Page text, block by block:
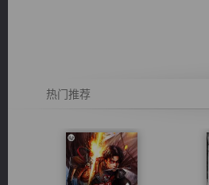
热门推荐